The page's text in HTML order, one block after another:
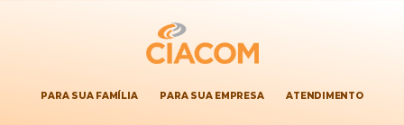
PARA SUA FAMÍLIA PARA SUA EMPRESA ATENDIMENTO